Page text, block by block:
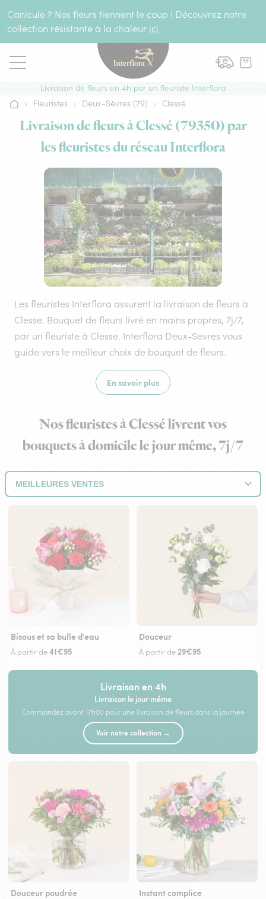
Canicule ? Nos fleurs tiennent le coup ! Découvrez notre
collection résistante à la chaleur ici
Livraison de fleurs en 4h par un fleuriste Interflora
Accueil
› Fleuristes › Deux-Sèvres (79) › Clessé
Livraison de fleurs à Clessé (79350) par
les fleuristes du réseau Interflora
Les fleuristes Interflora assurent la livraison de fleurs à
Clesse. Bouquet de fleurs livré en mains propres, 7j/7,
par un fleuriste à Clesse. Interflora Deux-Sevres vous
guide vers le meilleur choix de bouquet de fleurs.
En savoir plus
Nos fleuristes à Clessé livrent vos
bouquets à domicile le jour même, 7j/7
Bisous et sa bulle d'eau
À partir de41€95
Douceur
À partir de29€95
Livraison en 4h
Livraison le jour même
Commandez avant 17h00 pour une livraison de fleurs dans la journée
Voir notre collection →
Douceur poudrée Instant complice